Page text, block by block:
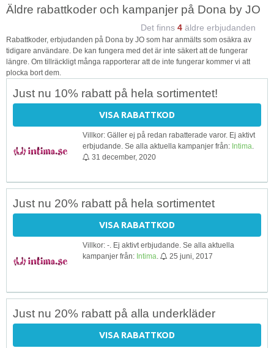
Äldre rabattkoder och kampanjer på Dona by JO
Det finns 4 äldre erbjudanden
Rabattkoder, erbjudanden på Dona by JO som har anmälts som osäkra av
tidigare användare. De kan fungera med det är inte säkert att de fungerar
längre. Om tillräckligt många rapporterar att de inte fungerar kommer vi att
plocka bort dem.
Just nu 10% rabatt på hela sortimentet!
VISA RABATTKOD
Villkor: Gäller ej på redan rabatterade varor. Ej aktivt
erbjudande. Se alla aktuella kampanjer från: Intima
31 december, 2020
Just nu 20% rabatt på hela sortimentet
VISA RABATTKOD
Villkor: -. Ej aktivt erbjudande. Se alla aktuella
kampanjer från: Intima 25 juni, 2017
Just nu 20% rabatt på alla underkläder
VISA RABATTKOD